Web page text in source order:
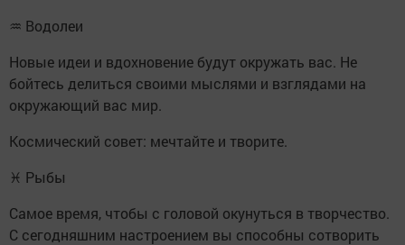
♒ Водолеи
Новые идеи и вдохновение будут окружать вас. Не
бойтесь делиться своими мыслями и взглядами на
окружающий вас мир.
Космический совет: мечтайте и творите.
♓ Рыбы
Самое время, чтобы с головой окунуться в творчество.
С сегодняшним настроением вы способны сотворить